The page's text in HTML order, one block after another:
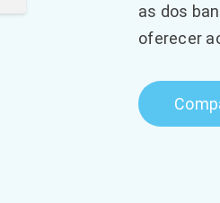
as dos
oferecer